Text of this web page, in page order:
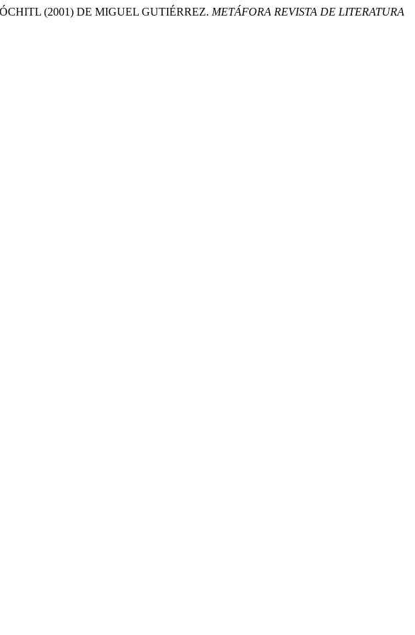
(2001) DE MIGUEL GUTIÉRREZ. METÁFORA REVISTA DE LITERATURA